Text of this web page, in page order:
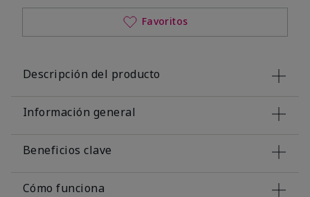
Favoritos
Descripción del producto
Información general
Beneficios clave
Cómo funciona